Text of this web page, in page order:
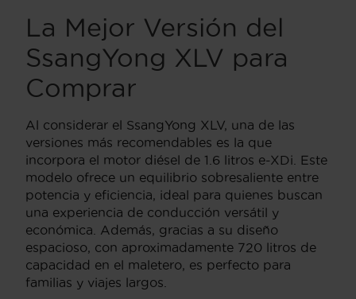
La Mejor Versión del
SsangYong XLV para
Comprar
Al considerar el SsangYong XLV, una de las
versiones más recomendables es la que
incorpora el motor diésel de 1.6 litros e-XDi. Este
modelo ofrece un equilibrio sobresaliente entre
potencia y eficiencia, ideal para quienes buscan
una experiencia de conducción versátil y
económica. Además, gracias a su diseño
espacioso, con aproximadamente 720 litros de
capacidad en el maletero, es perfecto para
familias y viajes largos.